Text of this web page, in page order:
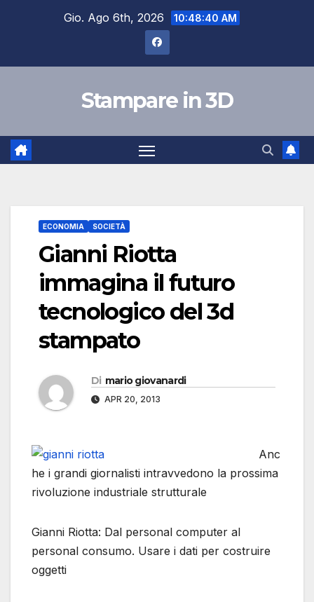
Gio. Ago 6th, 2026 10:48:41 AM
Stampare in 3D
ECONOMIA SOCIETÀ
Gianni Riotta
immagina il futuro
tecnologico del 3d
stampato
Di mario giovanardi
APR 20, 2013
Anc
he i grandi giornalisti intravvedono la prossima
rivoluzione industriale strutturale
Gianni Riotta: Dal personal computer al
personal consumo. Usare i dati per costruire
oggetti